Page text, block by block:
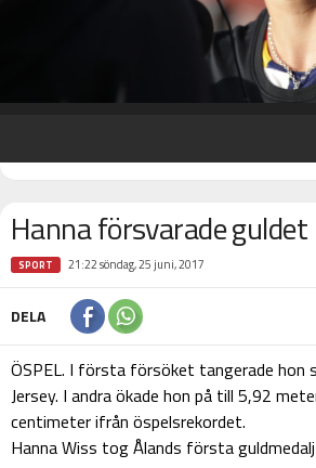
Hanna försvarade guldet
SPORT 21:22 söndag, 25 juni, 2017
DELA
ÖSPEL. I första försöket tangerade hon
Jersey. I andra ökade hon på till 5,92
centimeter ifrån öspelsrekordet.
Hanna Wiss tog Ålands första